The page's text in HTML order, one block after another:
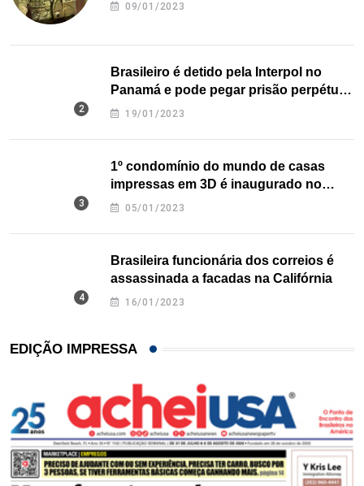
09/01/2023
Brasileiro é detido pela Interpol no
Panamá e pode pegar prisão perpétua
nos EUA
19/01/2023
1º condomínio do mundo de casas
impressas em 3D é inaugurado no
Texas
05/01/2023
Brasileira funcionária dos correios é
assassinada a facadas na Califórnia
16/01/2023
EDIÇÃO IMPRESSA